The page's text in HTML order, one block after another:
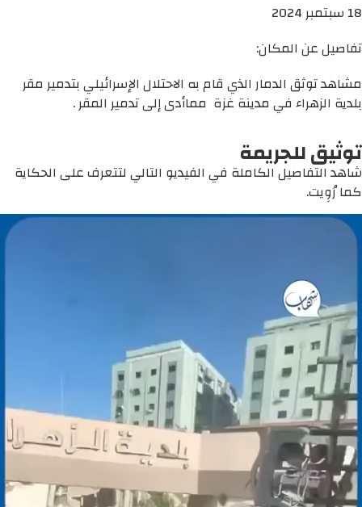
18 سبتمبر 2024
تفاصيل عن المكان:
مشاهد توثق الدمار الذي قام به الاحتلال الإسرائيلي بتدمير مقر
بلدية الزهراء في مدينة غزة مماأدى إلى تدمير المقر .
توثيق للجريمة
شاهد التفاصيل الكاملة في الفيديو التالي لتتعرف على الحكاية
كما رُوِيت.